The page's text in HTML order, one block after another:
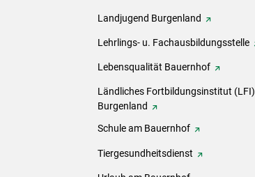
Landjugend Burgenland
Lehrlings- u. Fachausbildungsstelle
Lebensqualität Bauernhof
Ländliches Fortbildungsinstitut (LFI)
Burgenland
Schule am Bauernhof
Tiergesundheitsdienst